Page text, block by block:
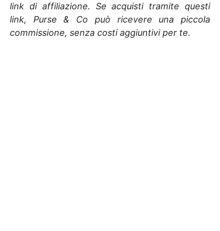
link di affiliazione. Se acquisti tramite questi
link, Purse & Co può ricevere una piccola
commissione, senza costi aggiuntivi per te.